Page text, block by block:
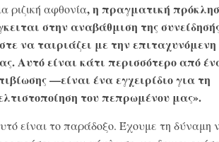
ριζική αφθονία, η πραγματική
στην αναβάθμιση της
να ταιριάζει με την
Αυτό είναι κάτι περισσότερο από
—είναι ένα εγχειρίδιο για τη
του πεπρωμένου μας».
είναι το παράδοξο. Έχουμε τη δύναμη